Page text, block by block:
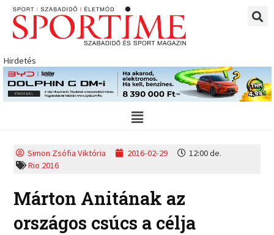
Skip
content
Hirdetés
Main
Menu
Simon Zsófia Viktória 2016-02-29
12:00 de.
Rio 2016
Márton Anitának az
országos csúcs a célja